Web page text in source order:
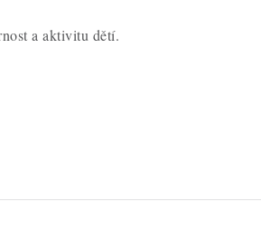
a aktivitu dětí.